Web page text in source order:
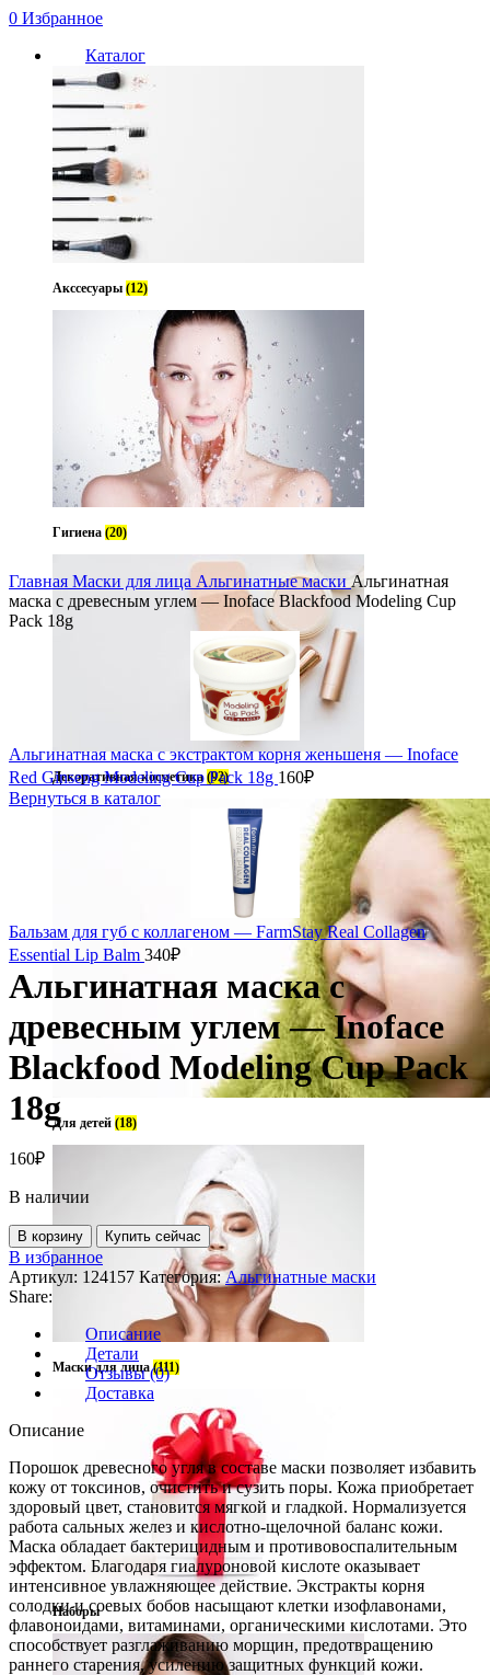
0 Избранное
Каталог
Акссесуары (12)
Гигиена (20)
Декоративная косметика(92)
Для детей (18)
Маски для лица(111)
Наборы
Главная Маски для лица Альгинатные маски Альгинатная
маска с древесным углем — Inoface Blackfood Modeling Cup
Pack 18g
Альгинатная маска с экстрактом корня женьшеня — Inoface
Red Ginseng Modeling Cup Pack 18g 160₽
Вернуться в каталог
Бальзам для губ с коллагеном — FarmStay Real Collagen
Essential Lip Balm 340₽
Альгинатная маска с
древесным углем — Inoface
Blackfood Modeling Cup Pack
18g
160₽
В наличии
В корзину Купить сейчас
В избранное
Артикул: 124157 Категория: Альгинатные маски
Share:
Описание
Детали
Отзывы (0)
Доставка
Описание
Порошок древесного угля в составе маски позволяет избавить
кожу от токсинов, очистить и сузить поры. Кожа приобретает
здоровый цвет, становится мягкой и гладкой. Нормализуется
работа сальных желез и кислотно-щелочной баланс кожи.
Маска обладает бактерицидным и противовоспалительным
эффектом. Благодаря гиалуроновой кислоте оказывает
интенсивное увлажняющее действие. Экстракты корня
солодки и соевых бобов насыщают клетки изофлавонами,
флавоноидами, витаминами, органическими кислотами. Это
способствует разглаживанию морщин, предотвращению
раннего старения, усилению защитных функций кожи.